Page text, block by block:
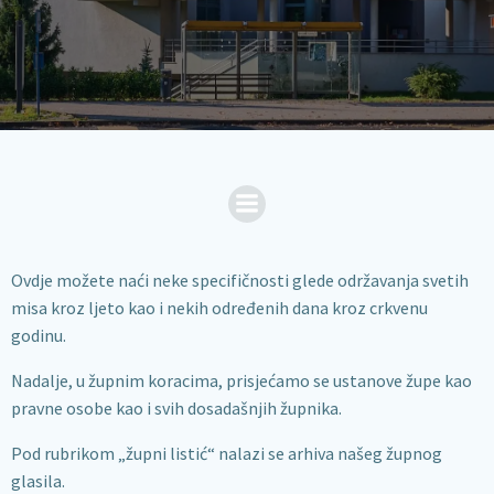
Ovdje možete naći neke specifičnosti glede održavanja svetih
misa kroz ljeto kao i nekih određenih dana kroz crkvenu
godinu.
Nadalje, u župnim koracima, prisjećamo se ustanove župe kao
pravne osobe kao i svih dosadašnjih župnika.
Pod rubrikom „župni listić“ nalazi se arhiva našeg župnog
glasila.